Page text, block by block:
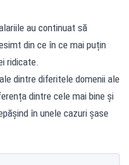
au continuat să
din ce în ce mai puțin
ridicate.
dintre diferitele domenii ale
dintre cele mai bine și
în unele cazuri șase